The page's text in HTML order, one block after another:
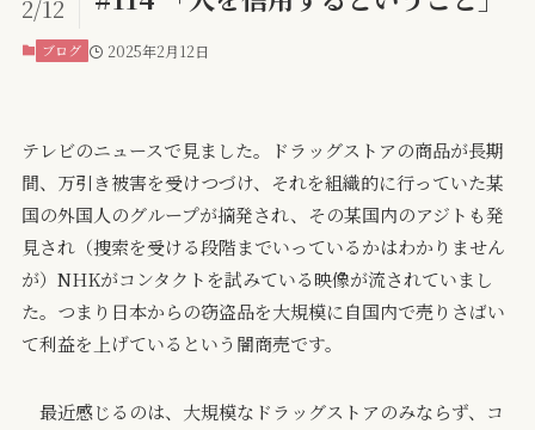
2/12
ブログ 2025年2月12日
テレビのニュースで見ました。ドラッグストアの商品が長期
間、万引き被害を受けつづけ、それを組織的に行っていた某
国の外国人のグループが摘発され、その某国内のアジトも発
見され（捜索を受ける段階までいっているかはわかりません
が）NHKがコンタクトを試みている映像が流されていまし
た。つまり日本からの窃盗品を大規模に自国内で売りさばい
て利益を上げているという闇商売です。
最近感じるのは、大規模なドラッグストアのみならず、コ